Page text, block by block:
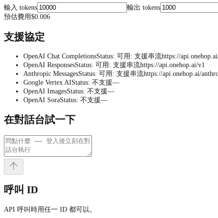
輸入 tokens
輸出 tokens
預估費用$0.006
支援協定
OpenAI Chat CompletionsStatus: 可用 : 支援串流https://
OpenAI ResponsesStatus: 可用 : 支援串流https://api.onehop.ai/v1
Anthropic MessagesStatus: 可用 : 支援串流https://api.onehop.ai/
Google Vertex AIStatus: 不支援—
OpenAI ImagesStatus: 不支援—
OpenAI SoraStatus: 不支援—
在對話台試一下
呼叫 ID
API 呼叫時用任一 ID 都可以。